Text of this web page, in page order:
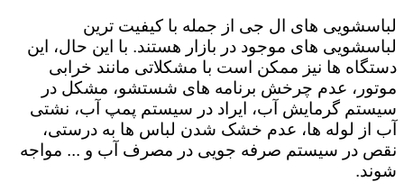
لباسشویی های ال جی از جمله با کیفیت ترین
لباسشویی های موجود در بازار هستند. با این حال، این
دستگاه ها نیز ممکن است با مشکلاتی مانند خرابی
موتور، عدم چرخش برنامه های شستشو، مشکل در
سیستم گرمایش آب، ایراد در سیستم پمپ آب، نشتی
آب از لوله ها، عدم خشک شدن لباس ها به درستی،
نقص در سیستم صرفه جویی در مصرف آب و ... مواجه
شوند.